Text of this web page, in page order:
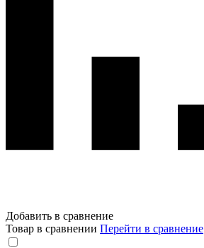
Добавить в сравнение
Товар в сравнении Перейти в сравнение